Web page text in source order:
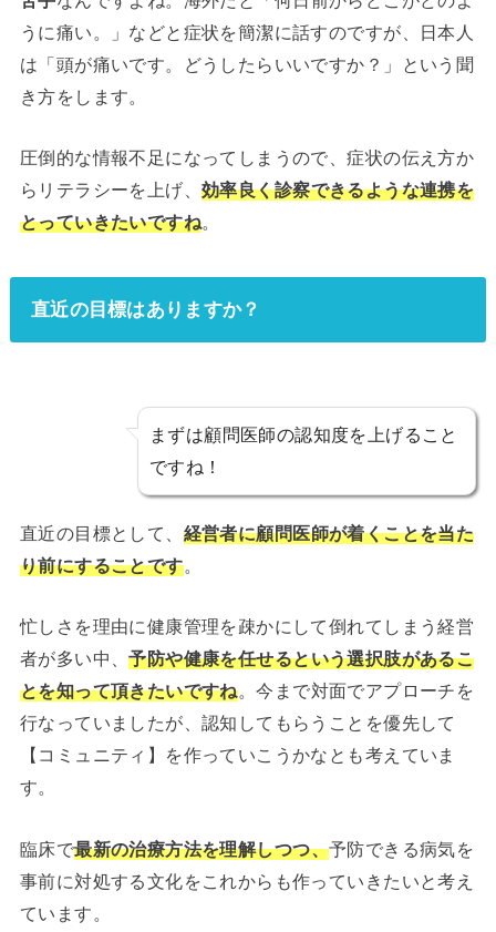
うに痛い。」などと症状を簡潔に話すのですが、日本人
は「頭が痛いです。どうしたらいいですか？」という聞
き方をします。
圧倒的な情報不足になってしまうので、症状の伝え方か
らリテラシーを上げ、効率良く診察できるような連携を
とっていきたいですね。
直近の目標はありますか？
まずは顧問医師の認知度を上げること
ですね！
直近の目標として、 経営者に顧問医師が着くことを当た
り前にすることです。
忙しさを理由に健康管理を疎かにして倒れてしまう経営
者が多い中、予防や健康を任せるという選択肢があるこ
とを知って頂きたいですね。今まで対面でアプローチを
行なっていましたが、認知してもらうことを優先して
【コミュニティ】を作っていこうかなとも考えていま
す。
臨床で最新の治療方法を理解しつつ、予防できる病気を
事前に対処する文化をこれからも作っていきたいと考え
ています。